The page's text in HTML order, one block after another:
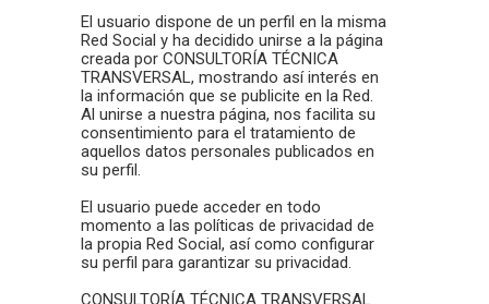
El usuario dispone de un perfil en la misma
Red Social y ha decidido unirse a la página
creada por CONSULTORÍA TÉCNICA
TRANSVERSAL, mostrando así interés en
la información que se publicite en la Red.
Al unirse a nuestra página, nos facilita su
consentimiento para el tratamiento de
aquellos datos personales publicados en
su perfil.
El usuario puede acceder en todo
momento a las políticas de privacidad de
la propia Red Social, así como configurar
su perfil para garantizar su privacidad.
CONSULTORÍA TÉCNICA TRANSVERSAL